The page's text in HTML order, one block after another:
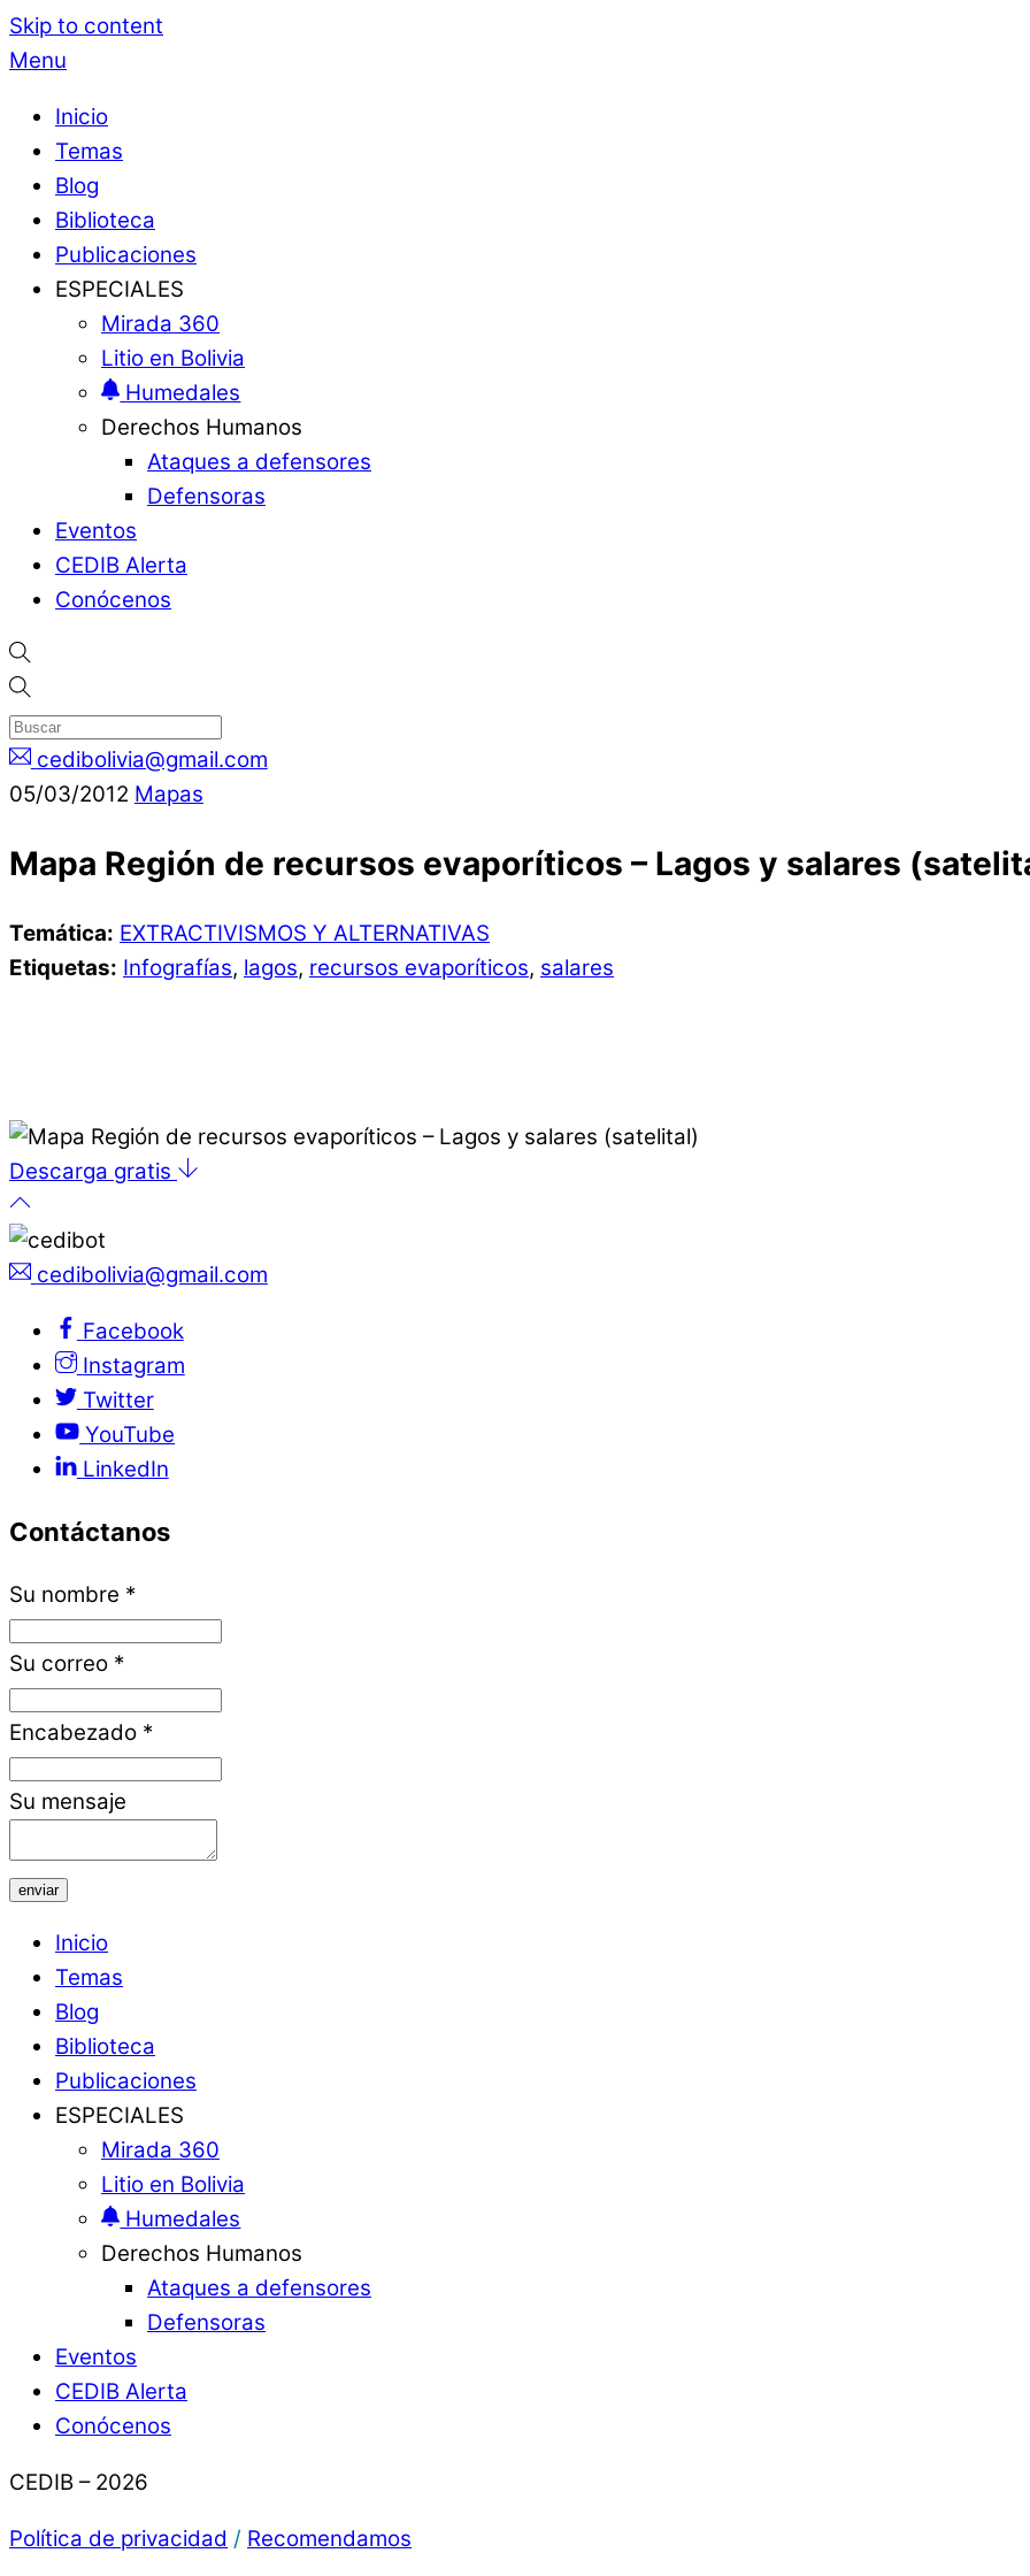
Skip to content
Menu
Inicio
Temas
Blog
Biblioteca
Publicaciones
ESPECIALES
Mirada 360
Litio en Bolivia
Humedales
Derechos Humanos
Ataques a defensores
Defensoras
Eventos
CEDIB Alerta
Conócenos
cedibolivia@gmail.com
05/03/2012 Mapas
Mapa Región de recursos evaporíticos – Lagos y salares
Temática: EXTRACTIVISMOS Y ALTERNATIVAS
Etiquetas: Infografías, lagos, recursos evaporíticos, salares
Descarga gratis
cedibolivia@gmail.com
Facebook
Instagram
Twitter
YouTube
LinkedIn
Contáctanos
Su nombre *
Su correo *
Encabezado *
Su mensaje
enviar
Inicio
Temas
Blog
Biblioteca
Publicaciones
ESPECIALES
Mirada 360
Litio en Bolivia
Humedales
Derechos Humanos
Ataques a defensores
Defensoras
Eventos
CEDIB Alerta
Conócenos
CEDIB – 2026
Política de privacidad / Recomendamos